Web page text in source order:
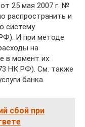
25 мая 2007 г. №
распространить и
систему
И при методе
на
в момент их
НК РФ). См. также
банка.
сбой при